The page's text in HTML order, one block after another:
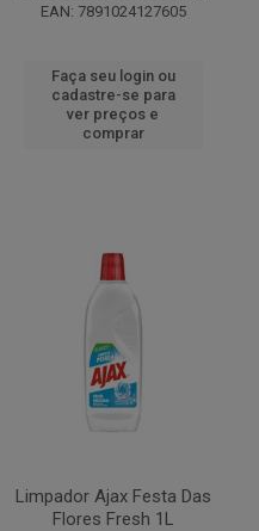
EAN: 7891024127605
Faça seu login ou
cadastre-se para
ver preços e
comprar
Limpador Ajax Festa Das
Flores Fresh 1L